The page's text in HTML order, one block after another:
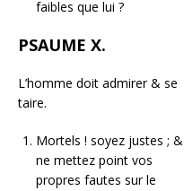
faibles que lui ?
PSAUME X.
L’homme doit admirer & se
taire.
Mortels ! soyez justes ; &
ne mettez point vos
propres fautes sur le